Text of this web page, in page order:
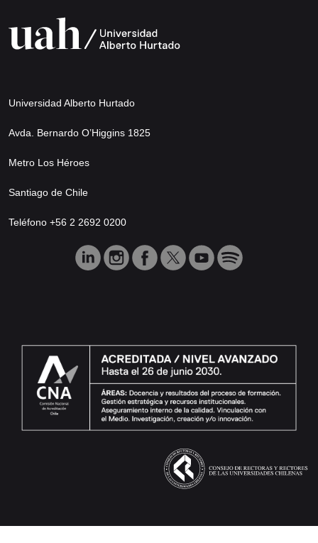
Universidad Alberto Hurtado
Avda. Bernardo O’Higgins 1825
Metro Los Héroes
Santiago de Chile
Teléfono +56 2 2692 0200